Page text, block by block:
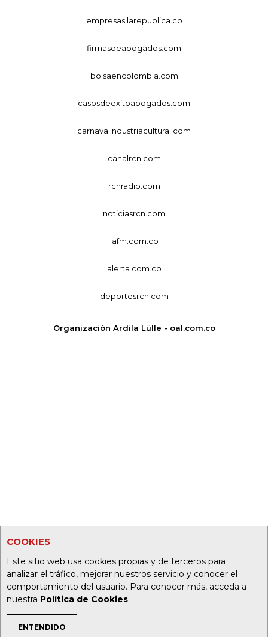
COOKIES
Este sitio web usa cookies propias y de terceros para
analizar el tráfico, mejorar nuestros servicio y conocer el
comportamiento del usuario. Para conocer más, acceda a
nuestra Política de Cookies.
ENTENDIDO
empresas.larepublica.co
firmasdeabogados.com
bolsaencolombia.com
casosdeexitoabogados.com
carnavalindustriacultural.com
canalrcn.com
rcnradio.com
noticiasrcn.com
lafm.com.co
alerta.com.co
deportesrcn.com
Organización Ardila Lülle - oal.com.co